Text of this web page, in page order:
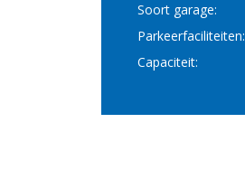
Soort garage:
Parkeerfaciliteiten:
Capaciteit: